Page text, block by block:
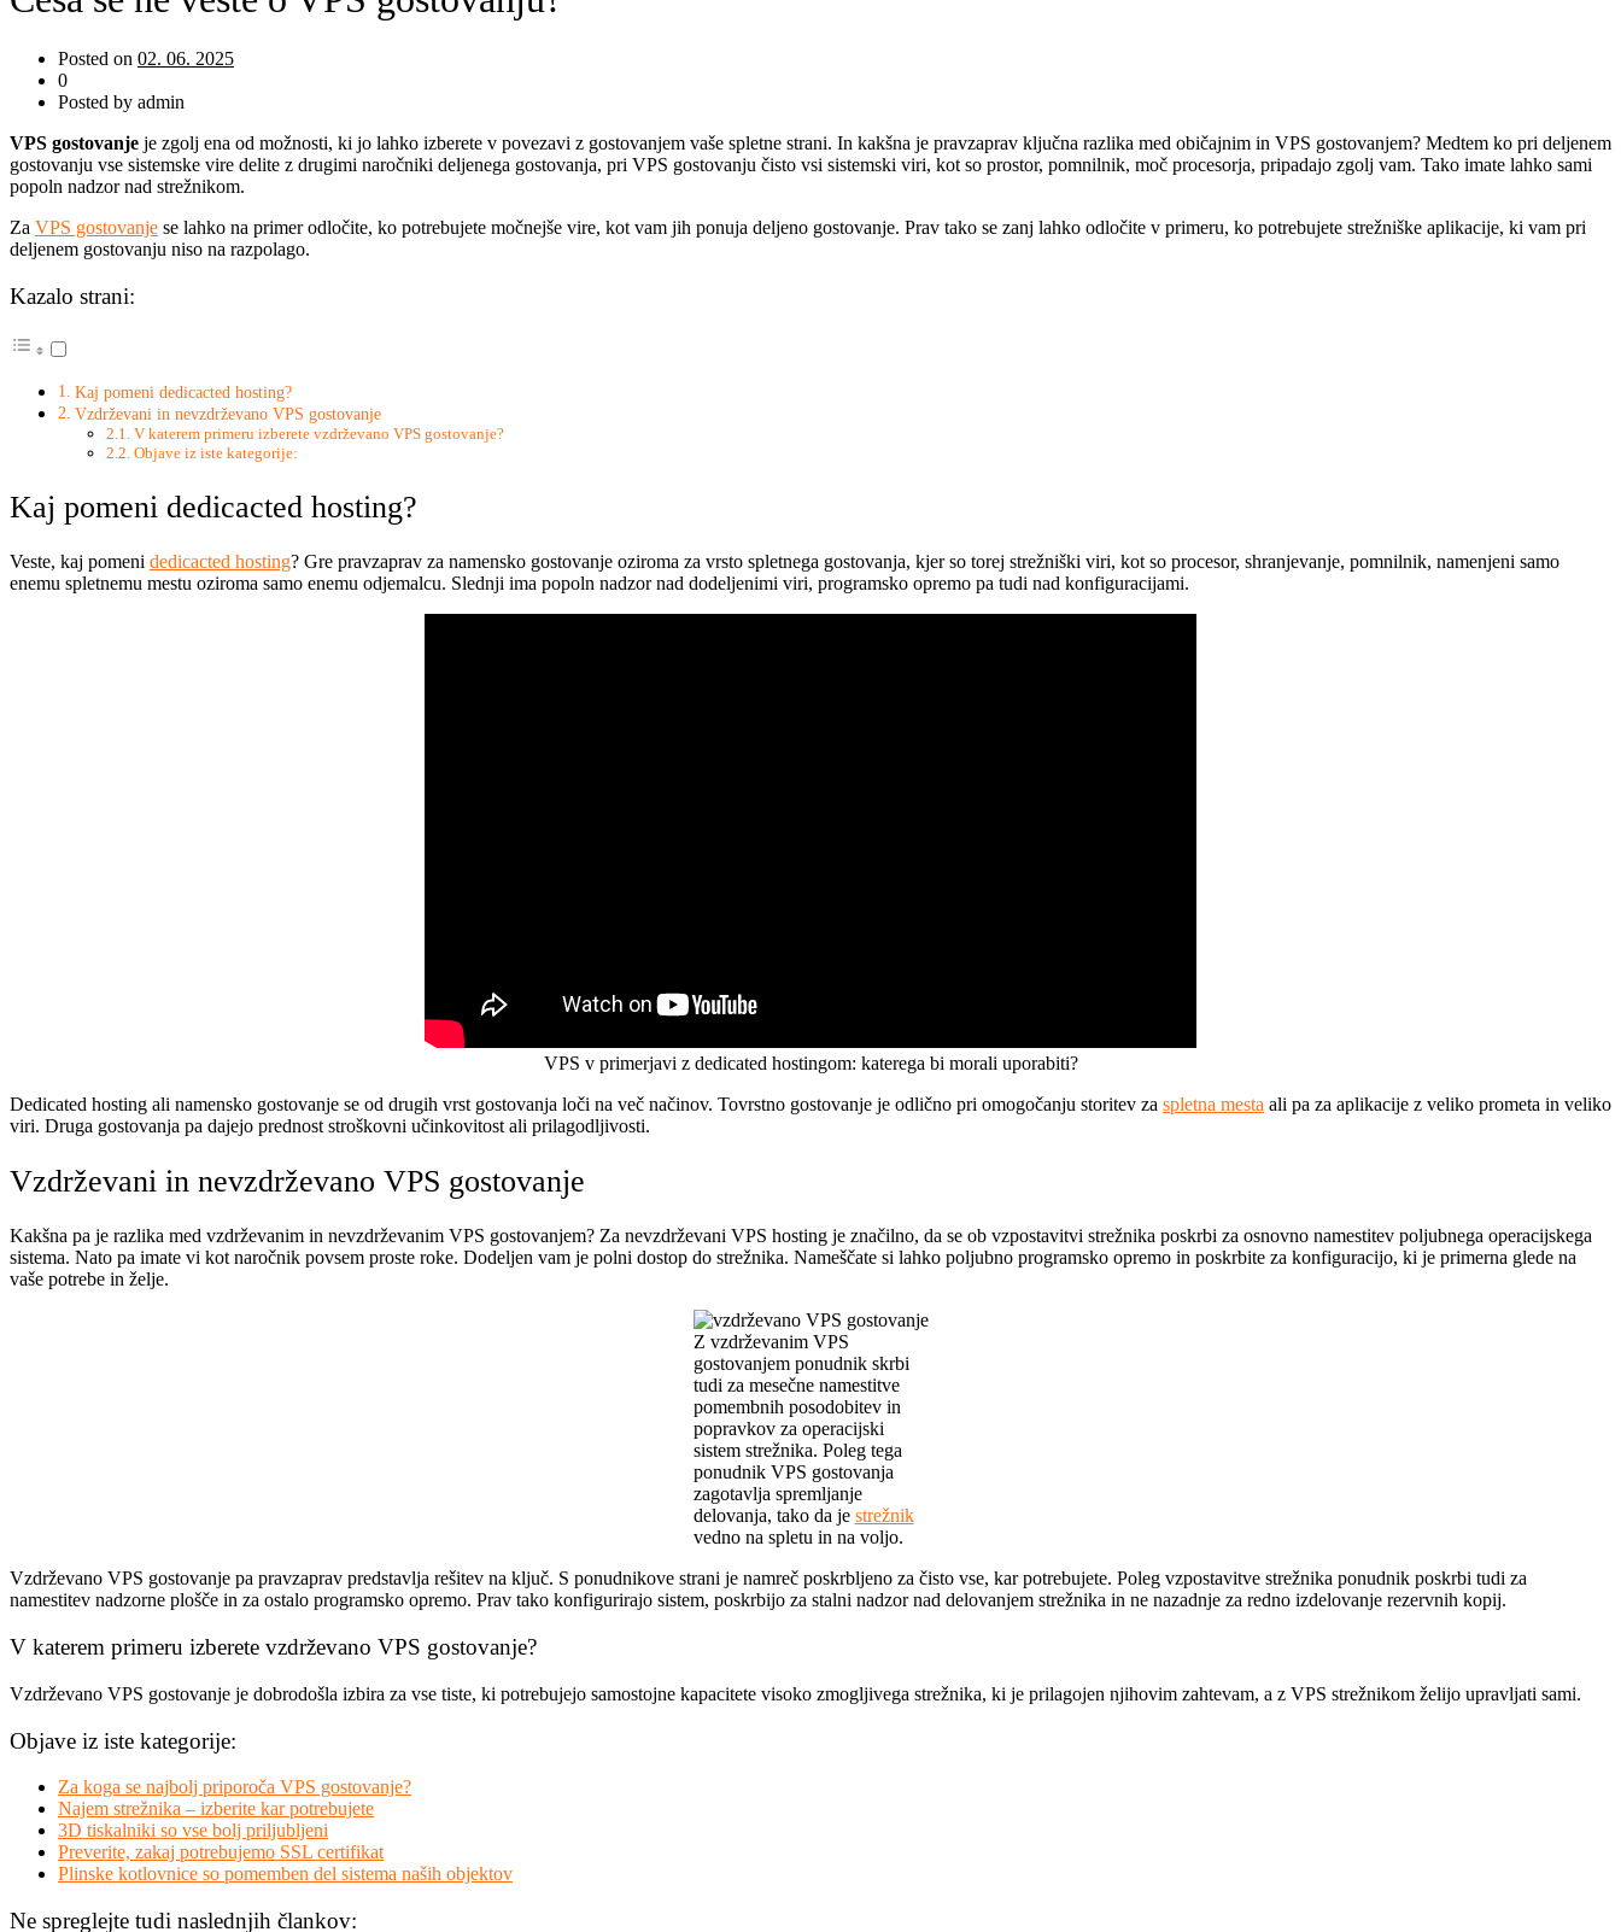
Posted on 02. 06. 2025
0
Posted by admin
VPS gostovanje je zgolj ena od možnosti, ki jo lahko izberete v povezavi z gostovanjem vaše spletne strani. In kakšna je pravzaprav ključna razlika med običajnim in VPS gostovanjem? Medtem ko pri deljenem
gostovanju vse sistemske vire delite z drugimi naročniki deljenega gostovanja, pri VPS gostovanju čisto vsi sistemski viri, kot so prostor, pomnilnik, moč procesorja, pripadajo zgolj vam. Tako imate lahko sami
popoln nadzor nad strežnikom.
Za VPS gostovanje se lahko na primer odločite, ko potrebujete močnejše vire, kot vam jih ponuja deljeno gostovanje. Prav tako se zanj lahko odločite v primeru, ko potrebujete strežniške aplikacije, ki vam pri
deljenem gostovanju niso na razpolago.
Kazalo strani:
Kaj pomeni dedicacted hosting?
Vzdrževani in nevzdrževano VPS gostovanje
V katerem primeru izberete vzdrževano VPS gostovanje?
Objave iz iste kategorije:
Kaj pomeni dedicacted hosting?
Veste, kaj pomeni dedicacted hosting? Gre pravzaprav za namensko gostovanje oziroma za vrsto spletnega gostovanja, kjer so torej strežniški viri, kot so procesor, shranjevanje, pomnilnik, namenjeni samo
enemu spletnemu mestu oziroma samo enemu odjemalcu. Slednji ima popoln nadzor nad dodeljenimi viri, programsko opremo pa tudi nad konfiguracijami.
VPS v primerjavi z dedicated hostingom: katerega bi morali uporabiti?
Dedicated hosting ali namensko gostovanje se od drugih vrst gostovanja loči na več načinov. Tovrstno gostovanje je odlično pri omogočanju storitev za spletna mesta ali pa za aplikacije z veliko prometa in veliko
viri. Druga gostovanja pa dajejo prednost stroškovni učinkovitost ali prilagodljivosti.
Vzdrževani in nevzdrževano VPS gostovanje
Kakšna pa je razlika med vzdrževanim in nevzdrževanim VPS gostovanjem? Za nevzdrževani VPS hosting je značilno, da se ob vzpostavitvi strežnika poskrbi za osnovno namestitev poljubnega operacijskega
sistema. Nato pa imate vi kot naročnik povsem proste roke. Dodeljen vam je polni dostop do strežnika. Nameščate si lahko poljubno programsko opremo in poskrbite za konfiguracijo, ki je primerna glede na
vaše potrebe in želje.
Z vzdrževanim VPS
gostovanjem ponudnik skrbi
tudi za mesečne namestitve
pomembnih posodobitev in
popravkov za operacijski
sistem strežnika. Poleg tega
ponudnik VPS gostovanja
zagotavlja spremljanje
delovanja, tako da je strežnik
vedno na spletu in na voljo.
Vzdrževano VPS gostovanje pa pravzaprav predstavlja rešitev na ključ. S ponudnikove strani je namreč poskrbljeno za čisto vse, kar potrebujete. Poleg vzpostavitve strežnika ponudnik poskrbi tudi za
namestitev nadzorne plošče in za ostalo programsko opremo. Prav tako konfigurirajo sistem, poskrbijo za stalni nadzor nad delovanjem strežnika in ne nazadnje za redno izdelovanje rezervnih kopij.
V katerem primeru izberete vzdrževano VPS gostovanje?
Vzdrževano VPS gostovanje je dobrodošla izbira za vse tiste, ki potrebujejo samostojne kapacitete visoko zmogljivega strežnika, ki je prilagojen njihovim zahtevam, a z VPS strežnikom želijo upravljati sami.
Objave iz iste kategorije:
Za koga se najbolj priporoča VPS gostovanje?
Najem strežnika – izberite kar potrebujete
3D tiskalniki so vse bolj priljubljeni
Preverite, zakaj potrebujemo SSL certifikat
Plinske kotlovnice so pomemben del sistema naših objektov
Ne spreglejte tudi naslednjih člankov: